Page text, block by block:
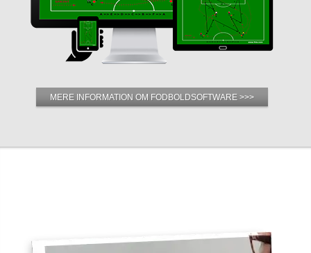
MERE INFORMATION OM FODBOLDSOFTWARE >>>